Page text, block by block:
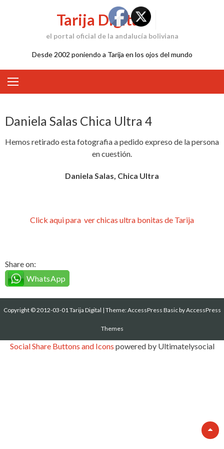
Tarija Digital
el portal oficial de la andalucía boliviana
Desde 2002 poniendo a Tarija en los ojos del mundo
Daniela Salas Chica Ultra 4
Hemos retirado esta fotografia a pedido expreso de la persona
en cuestión.
Daniela Salas, Chica Ultra
Click aqui para ver chicas ultra bonitas de Tarija
Share on:
WhatsApp
Copyright © 2012-03-01 Tarija Digital | Theme:AccessPress Basicby AccessPress
Themes
Social Share Buttons and Icons powered by Ultimatelysocial